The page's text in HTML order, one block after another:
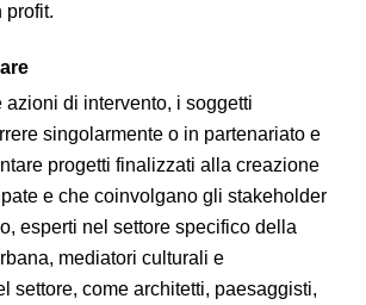
profit.
azioni di intervento, i soggetti
singolarmente o in partenariato e
progetti finalizzati alla creazione
e che coinvolgano gli stakeholder
esperti nel settore specifico della
mediatori culturali e
settore, come architetti, paesaggisti,